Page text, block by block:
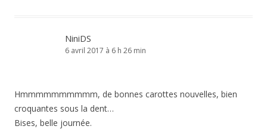
NiniDS
6 avril 2017 à 6 h 26 min
Hmmmmmmmmmm, de bonnes carottes nouvelles, bien
croquantes sous la dent…
Bises, belle journée.